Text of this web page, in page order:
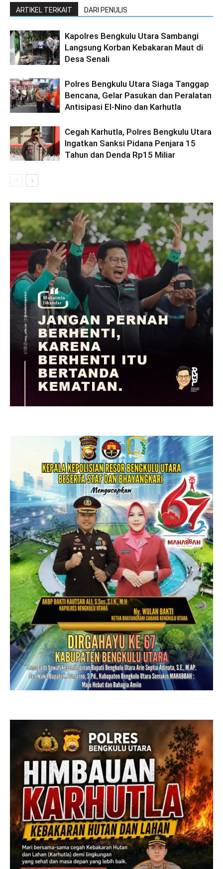
ARTIKEL TERKAIT DARI PENULIS
Kapolres Bengkulu Utara Sambangi
Langsung Korban Kebakaran Maut di
Desa Senali
Polres Bengkulu Utara Siaga Tanggap
Bencana, Gelar Pasukan dan Peralatan
Antisipasi El-Nino dan Karhutla
Cegah Karhutla, Polres Bengkulu Utara
Ingatkan Sanksi Pidana Penjara 15
Tahun dan Denda Rp15 Miliar